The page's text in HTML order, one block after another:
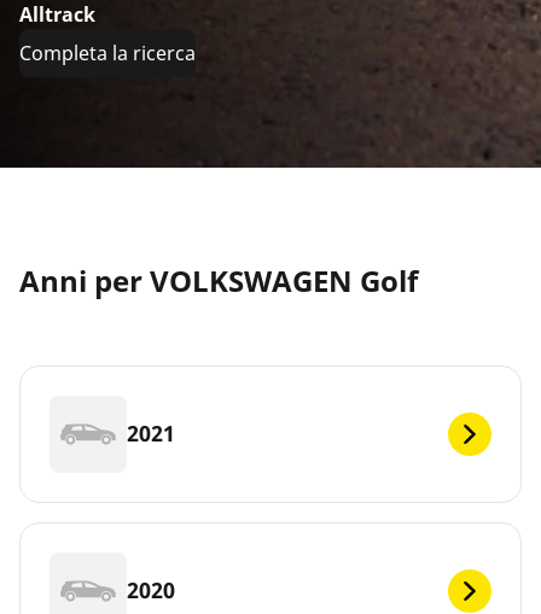
Alltrack
Completa la ricerca
Anni per VOLKSWAGEN Golf
2021
2020